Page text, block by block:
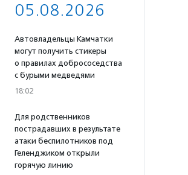
05.08.2026
Автовладельцы Камчатки
могут получить стикеры
о правилах добрососедства
с бурыми медведями
18:02
Для родственников
пострадавших в результате
атаки беспилотников под
Геленджиком открыли
горячую линию